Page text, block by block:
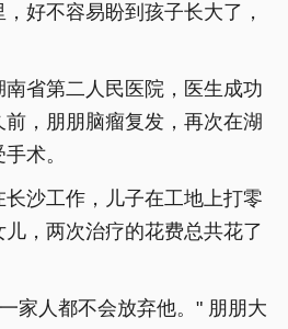
好不容易盼到孩子长大了，
省第二人民医院，医生成功
，朋朋脑瘤复发，再次在湖
术。
沙工作，儿子在工地上打零
，两次治疗的花费总共花了
家人都不会放弃他。" 朋朋大